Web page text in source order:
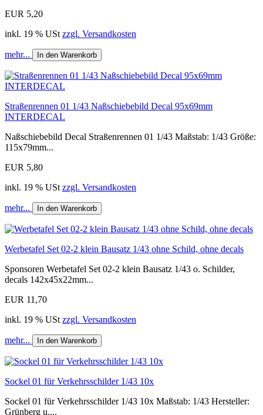
EUR 5,20
inkl. 19 % USt zzgl. Versandkosten
mehr... In den Warenkorb
Straßenrennen 01 1/43 Naßschiebebild Decal 95x69mm
INTERDECAL
Naßschiebebild Decal Straßenrennen 01 1/43 Maßstab: 1/43 Größe:
115x79mm...
EUR 5,80
inkl. 19 % USt zzgl. Versandkosten
mehr... In den Warenkorb
Werbetafel Set 02-2 klein Bausatz 1/43 ohne Schild, ohne decals
Sponsoren Werbetafel Set 02-2 klein Bausatz 1/43 o. Schilder,
decals 142x45x22mm...
EUR 11,70
inkl. 19 % USt zzgl. Versandkosten
mehr... In den Warenkorb
Sockel 01 für Verkehrsschilder 1/43 10x
Sockel 01 für Verkehrsschilder 1/43 10x Maßstab: 1/43 Hersteller:
Grünberg u....